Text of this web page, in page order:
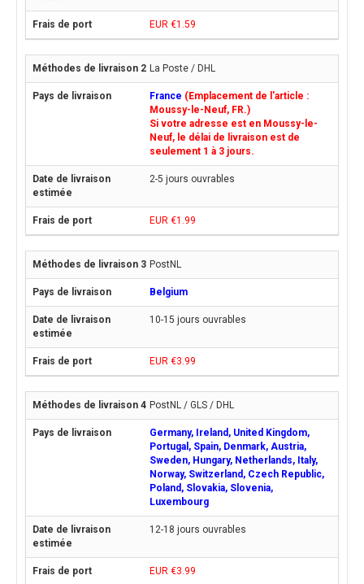
EUR €1.59
La Poste / DHL
France (Emplacement de l'article :
Moussy-le-Neuf, FR.)
Si votre adresse est en Moussy-le-
Neuf, le délai de livraison est de
seulement 1 à 3 jours.
2-5 jours ouvrables
EUR €1.99
PostNL
Belgium
10-15 jours ouvrables
EUR €3.99
PostNL / GLS / DHL
Germany, Ireland, United Kingdom,
Portugal, Spain, Denmark, Austria,
Sweden, Hungary, Netherlands, Italy,
Norway, Switzerland, Czech Republic,
Poland, Slovakia, Slovenia,
Luxembourg
12-18 jours ouvrables
EUR €3.99